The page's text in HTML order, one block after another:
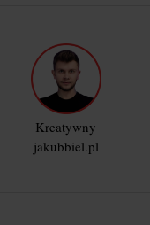
Kreatywny
jakubbiel.pl